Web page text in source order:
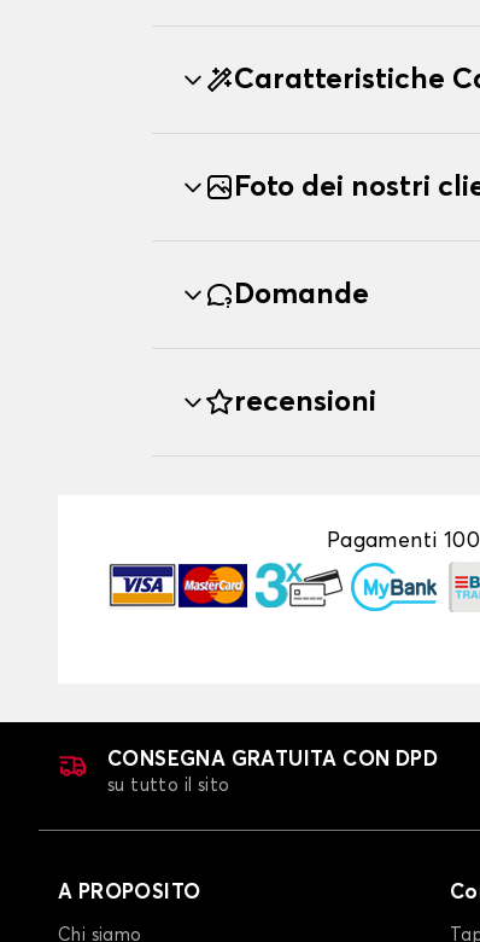
Caratteristiche
Foto dei nostri
Domande
recensioni
Pagamenti
CONSEGNA GRATUITA CON DPD
su tutto il sito
A PROPOSITO
Chi siamo